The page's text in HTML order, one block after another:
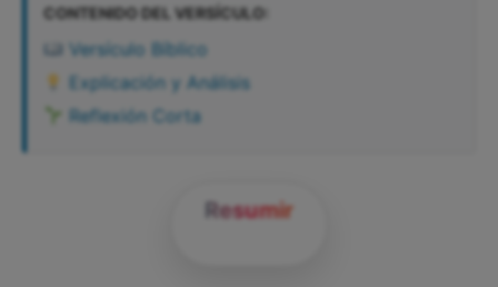
CONTENIDO DEL VERSÍCULO:
Versículo Bíblico
Explicación y Análisis
Reflexión Corta
Resumir